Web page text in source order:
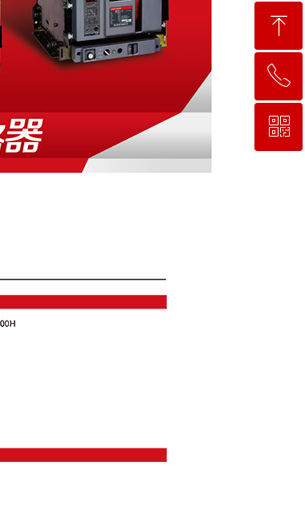
ꁸ
回到顶部
ꂅ
400-900-1677
ꀥ